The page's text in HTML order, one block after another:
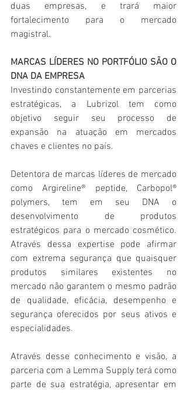
duas empresas, e trará maior
fortalecimento para o mercado
magistral.
MARCAS LÍDERES NO PORTFÓLIO SÃO O
DNA DA EMPRESA
Investindo constantemente em parcerias
estratégicas, a Lubrizol tem como
objetivo seguir seu processo de
expansão na atuação em mercados
chaves e clientes no país.
Detentora de marcas líderes de mercado
como Argireline® peptide, Carbopol®
polymers, tem em seu DNA o
desenvolvimento de produtos
estratégicos para o mercado cosmético.
Através dessa expertise pode afirmar
com extrema segurança que quaisquer
produtos similares existentes no
mercado não garantem o mesmo padrão
de qualidade, eficácia, desempenho e
segurança oferecidos por seus ativos e
especialidades.
Através desse conhecimento e visão, a
parceria com a Lemma Supply terá como
parte de sua estratégia, apresentar em